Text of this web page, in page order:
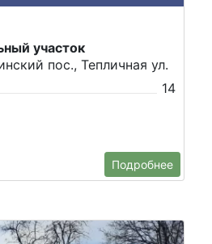
участок
пос., Тепличная ул.
14
Подробнее